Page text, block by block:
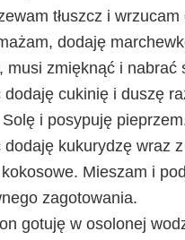
tłuszcz i wrzucam
dodaję
musi zmięknąć i nabrać
dodaję cukinię i duszę
i posypuję
dodaję kukurydzę wraz z
Mieszam i
zagotowania.
gotuję w osolonej